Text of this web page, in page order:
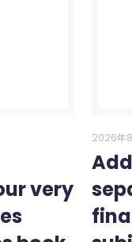
very
2026年